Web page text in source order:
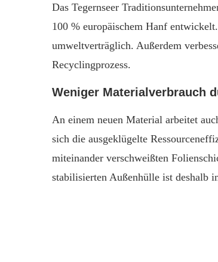
Das Tegernseer
100 % europäischem Hanf
umweltverträglich. Außerdem
Recyclingprozess.
Weniger Materialverbrauch
An einem neuen Material arbeitet
sich die ausgeklügelte
miteinander verschweißten
stabilisierten Außenhülle ist deshalb